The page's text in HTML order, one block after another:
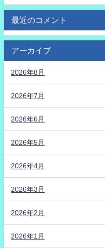
最近のコメント
アーカイブ
2026年8月
2026年7月
2026年6月
2026年5月
2026年4月
2026年3月
2026年2月
2026年1月